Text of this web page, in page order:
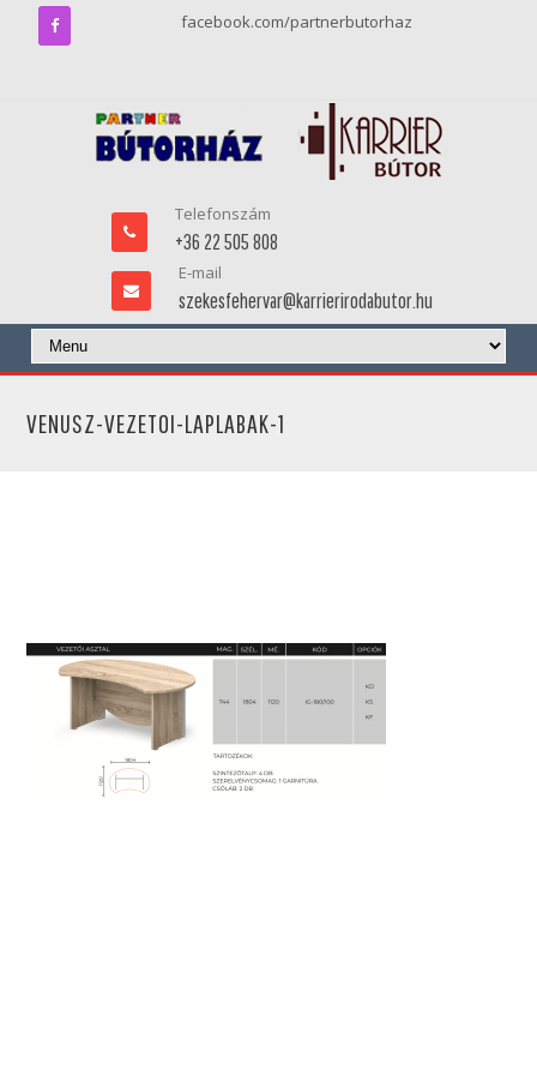
facebook.com/partnerbutorhaz
Telefonszám
+36 22 505 808
E-mail
szekesfehervar@karrierirodabutor.hu
VENUSZ-VEZETOI-LAPLABAK-1